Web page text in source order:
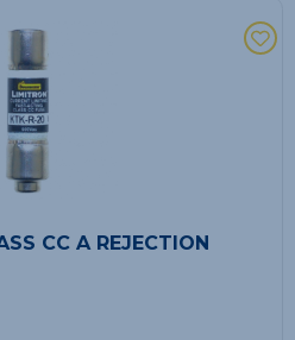
CC A REJECTION